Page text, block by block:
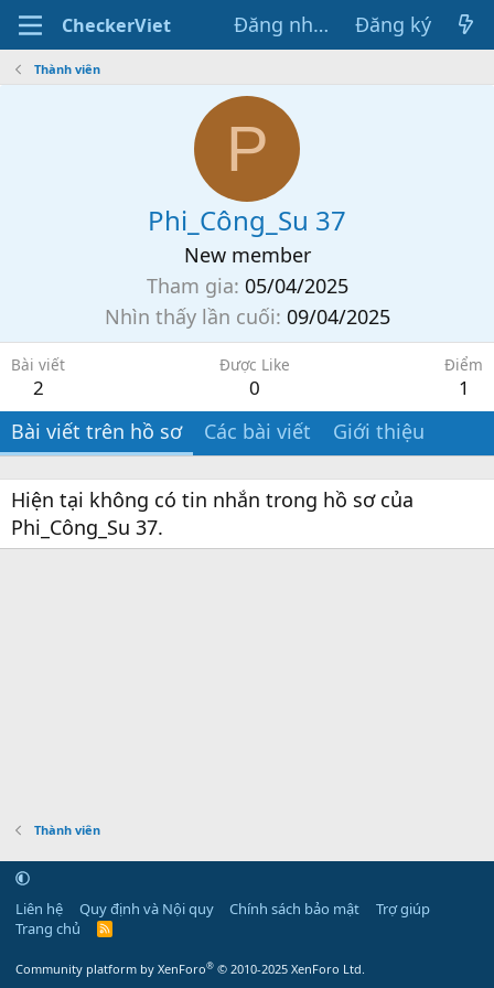
CheckerViet Đăng nhập Đăng ký
Thành viên
P
Phi_Công_Su 37
New member
Tham gia 05/04/2025
Nhìn thấy lần cuối 09/04/2025
Bài viết
2
Được Like
0
Điểm
1
Bài viết trên hồ sơ Các bài viết Giới thiệu
Hiện tại không có tin nhắn trong hồ sơ của
Phi_Công_Su 37.
Thành viên
Liên hệ Quy định và Nội quy Chính sách bảo mật
Trợ giúp
Trang chủ
R
Community platform by XenForo® © 2010-2025 XenForo Ltd.